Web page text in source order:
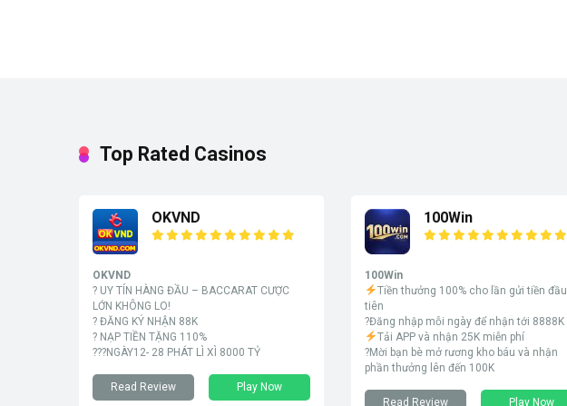
Top Rated Casinos
OKVND
OKVND
? UY TÍN HÀNG ĐẦU – BACCARAT CƯỢC
LỚN KHÔNG LO!
? ĐĂNG KÝ NHẬN 88K
? NẠP TIỀN TẶNG 110%
???NGÀY12- 28 PHÁT LÌ XÌ 8000 TỶ
Read Review
Play Now
100Win
100Win
Tiền thưởng 100% cho lần gửi tiền đầu
tiên
?Đăng nhập mỗi ngày để nhận tới 8888K
Tải APP và nhận 25K miễn phí
?Mời bạn bè mở rương kho báu và nhận
phần thưởng lên đến 100K
Read Review Play Now